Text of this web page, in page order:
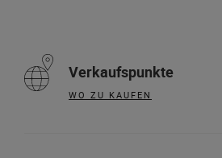
Verkaufspunkte
WO ZU KAUFEN